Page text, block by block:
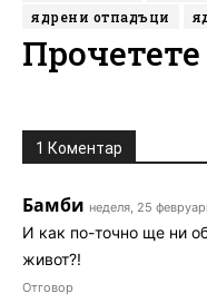
ядрени отпадъци
1 Коментар
Бамби неделя, 25
И как по-точно ще ни
живот?!
Отговор